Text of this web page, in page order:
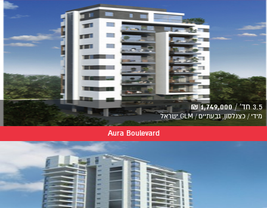
3.5 חד' / 1,749,000 ₪
מידי / כצנלסון, גבעתיים / GLM ישראל
Aura Boulevard